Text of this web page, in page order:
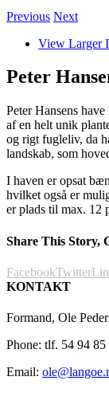
Previous Next
View Larger
Peter
Peter Hansens
af en helt unik
og rigt fugleliv, da
landskab, som
I haven er opsat
hvilket også er
er plads til max. 12
Share This Story,
FacebookTwitter
KONTAKT
Formand, Ole
Phone: tlf. 54 94 85
Email: